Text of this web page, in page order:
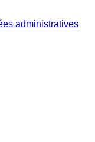
administratives